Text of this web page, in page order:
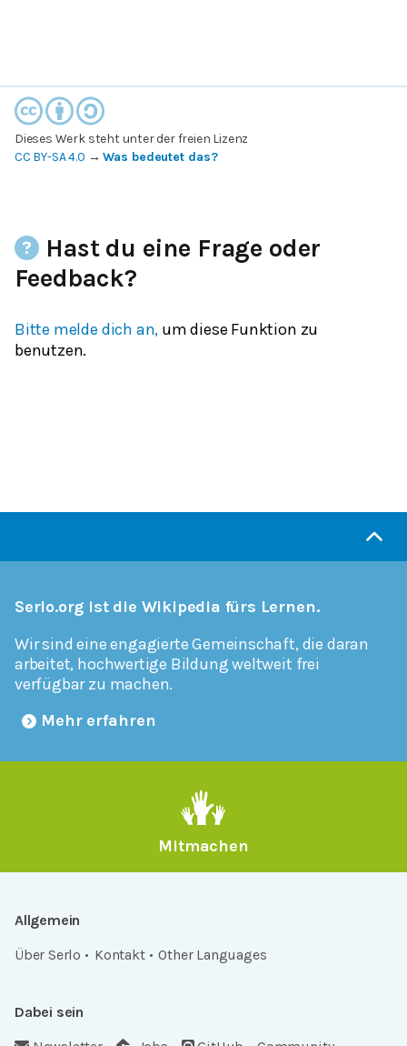
Dieses Werk steht unter der freien Lizenz
CC BY-SA 4.0 →Was bedeutet das?
Hast du eine Frage oder
Feedback?
Bitte melde dich an, um diese Funktion zu
benutzen.
Serlo.org ist die Wikipedia fürs Lernen.
Wir sind eine engagierte Gemeinschaft, die daran
arbeitet, hochwertige Bildung weltweit frei
verfügbar zu machen.
Mehr erfahren
Mitmachen
Allgemein
Über Serlo
Kontakt Other Languages
Dabei sein